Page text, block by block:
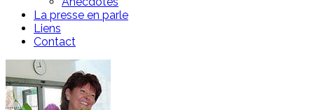
La presse en parle
Liens
Contact